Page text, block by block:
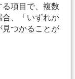
項目で、複数
、「いずれか
見つかることが